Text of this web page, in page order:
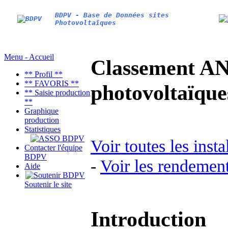
BDPV - Base de Données sites
Photovoltaïques
Menu - Accueil
** Profil **
** FAVORIS **
** Saisie production
**
Graphique
production
Statistiques
Contacter l'équipe
BDPV
Aide
Soutenir le site
Classement
Voir toutes les
- Voir les
Introduction